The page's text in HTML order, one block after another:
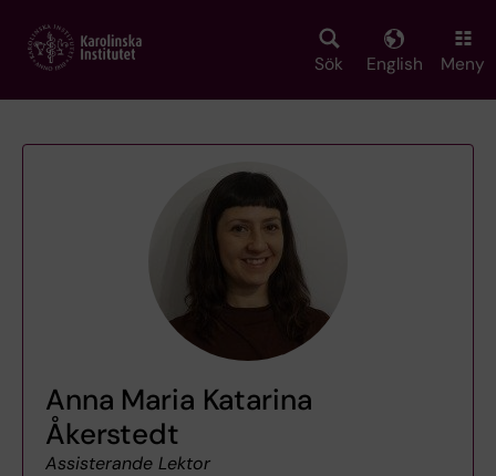
main
Sök English Meny
Anna Maria Katarina
Åkerstedt
Assisterande Lektor